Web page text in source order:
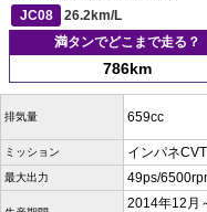
JC08
26.2km/L
満タンでどこまで走る？
786km
排気量 659cc
ミッション インパネCVT
最大出力 49ps/
2014年12月